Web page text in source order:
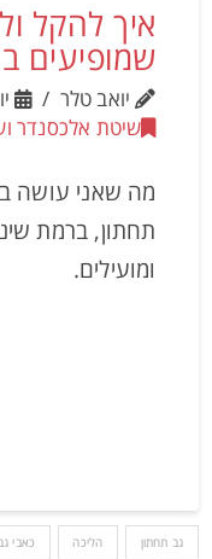
איך להקל
שמופיעים
יואב טלר
יולי
שיטת אלכסנדר
מה שאני עושה
תחתון, ברמת
ומועילים.
גב תחתון הליכה כאבי גב